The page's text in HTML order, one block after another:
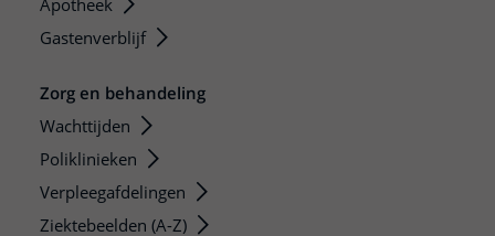
Apotheek
Gastenverblijf
Zorg en behandeling
Wachttijden
Poliklinieken
Verpleegafdelingen
Ziektebeelden (A-Z)